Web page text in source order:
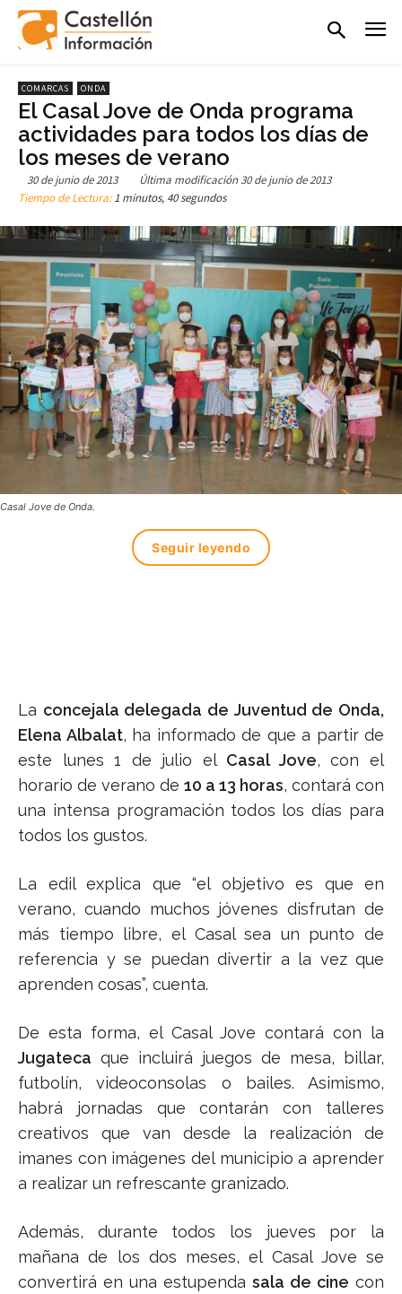
COMARCAS ONDA
El Casal Jove de Onda programa
actividades para todos los días de
los meses de verano
30 de junio de 2013 Última modificación 30 de junio de 2013
Tiempo de Lectura:1 minutos, 40 segundos
Casal Jove de Onda.
Seguir leyendo
La concejala delegada de Juventud de Onda,
Elena Albalat, ha informado de que a partir de
este lunes 1 de julio el Casal Jove, con el
horario de verano de 10 a 13 horas, contará con
una intensa programación todos los días para
todos los gustos.
La edil explica que “el objetivo es que en
verano, cuando muchos jóvenes disfrutan de
más tiempo libre, el Casal sea un punto de
referencia y se puedan divertir a la vez que
aprenden cosas”, cuenta.
De esta forma, el Casal Jove contará con la
Jugateca que incluirá juegos de mesa, billar,
futbolín, videoconsolas o bailes. Asimismo,
habrá jornadas que contarán con talleres
creativos que van desde la realización de
imanes con imágenes del municipio a aprender
a realizar un refrescante granizado.
Además, durante todos los jueves por la
mañana de los dos meses, el Casal Jove se
convertirá en una estupenda sala de cine con